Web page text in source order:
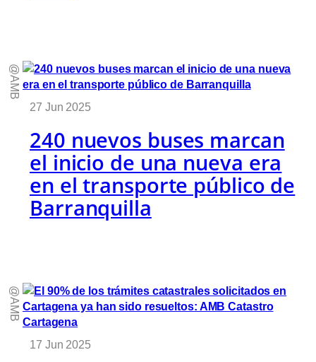
@AMB
27 Jun 2025
240 nuevos buses marcan
el inicio de una nueva era
en el transporte público de
Barranquilla
@AMB
17 Jun 2025